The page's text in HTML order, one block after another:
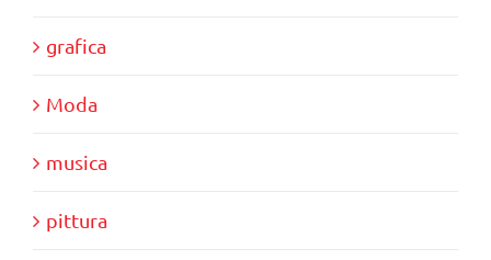
grafica
Moda
musica
pittura